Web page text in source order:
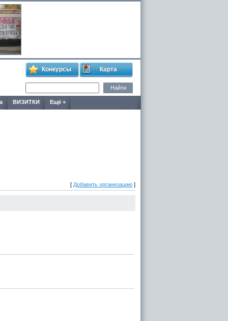
Конкурсы Карта
ВИЗИТКИ Ещё +
[ Добавить организацию ]